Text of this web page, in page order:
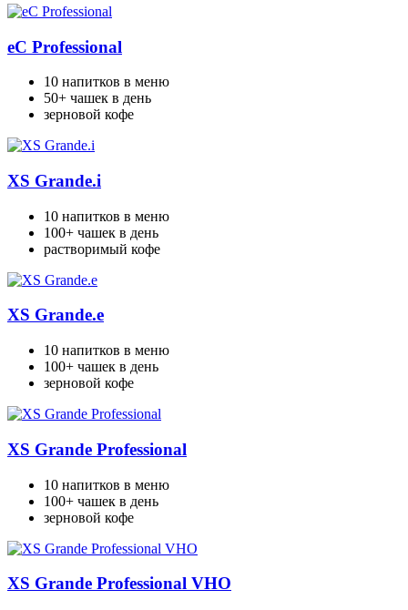
eC Professional
10 напитков в меню
50+ чашек в день
зерновой кофе
XS Grande.i
10 напитков в меню
100+ чашек в день
растворимый кофе
XS Grande.e
10 напитков в меню
100+ чашек в день
зерновой кофе
XS Grande Professional
10 напитков в меню
100+ чашек в день
зерновой кофе
XS Grande Professional VHO